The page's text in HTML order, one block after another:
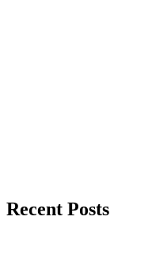
Recent Posts